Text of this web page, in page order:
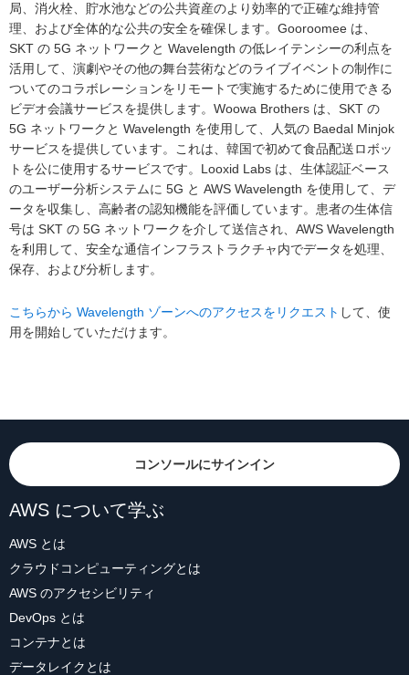
局、消火栓、貯水池などの公共資産のより効率的で正確な維持管
理、および全体的な公共の安全を確保します。Gooroomee は、
SKT の 5G ネットワークと Wavelength の低レイテンシーの利点を
活用して、演劇やその他の舞台芸術などのライブイベントの制作に
ついてのコラボレーションをリモートで実施するために使用できる
ビデオ会議サービスを提供します。Woowa Brothers は、SKT の
5G ネットワークと Wavelength を使用して、人気の Baedal Minjok
サービスを提供しています。これは、韓国で初めて食品配送ロボッ
トを公に使用するサービスです。Looxid Labs は、生体認証ベース
のユーザー分析システムに 5G と AWS Wavelength を使用して、デ
ータを収集し、高齢者の認知機能を評価しています。患者の生体信
号は SKT の 5G ネットワークを介して送信され、AWS Wavelength
を利用して、安全な通信インフラストラクチャ内でデータを処理、
保存、および分析します。
こちらから Wavelength ゾーンへのアクセスをリクエスト して、使
用を開始していただけます。
コンソールにサインイン
AWS について学ぶ
AWS とは
クラウドコンピューティングとは
AWS のアクセシビリティ
DevOps とは
コンテナとは
データレイクとは